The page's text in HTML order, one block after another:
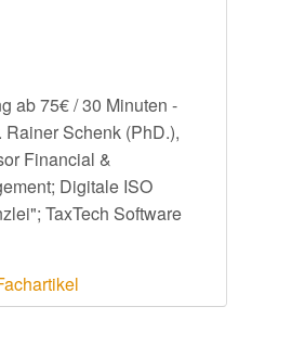
ab 75€ / 30 Minuten -
Schenk (PhD.),
Financial &
Digitale ISO
TaxTech Software